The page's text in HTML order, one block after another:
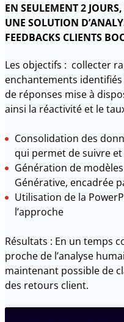
EN SEULEMENT 2
UNE SOLUTION
FEEDBACKS CLIENTS
Les objectifs : collecter
enchantements
de réponses mise à
ainsi la réactivité et le
Consolidation des
qui permet de suivre
Génération de
Générative, encadrée
Utilisation de la
l’approche
Résultats : En un temps
proche de l’analyse
maintenant possible de
des retours client.